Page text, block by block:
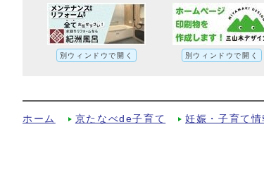
別ウィンドウで開く 別ウィンドウで開く
ホーム 京たなべde子育て 妊娠・子育て情